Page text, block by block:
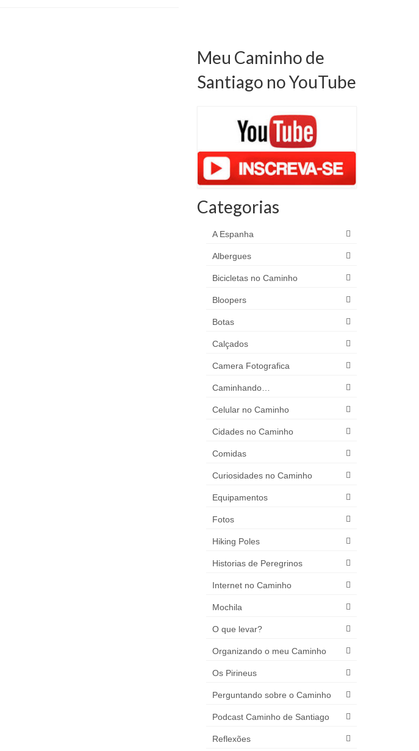
Meu Caminho de
Santiago no YouTube
Categorias
A Espanha
Albergues
Bicicletas no Caminho
Bloopers
Botas
Calçados
Camera Fotografica
Caminhando…
Celular no Caminho
Cidades no Caminho
Comidas
Curiosidades no Caminho
Equipamentos
Fotos
Hiking Poles
Historias de Peregrinos
Internet no Caminho
Mochila
O que levar?
Organizando o meu Caminho
Os Pirineus
Perguntando sobre o Caminho
Podcast Caminho de Santiago
Reflexões